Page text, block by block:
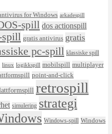
for Windows arkadespill
spill dos actionspill
spill gratis antivirus gratis
pc-spill klassiske spill
linux logikkspill mobilspill multiplayer
point-and-click
retrospill
simulering strategi
Windows-spill Windows